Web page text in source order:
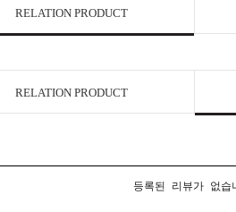
RELATION PRODUCT
RELATION PRODUCT
등록된 리뷰가 없습